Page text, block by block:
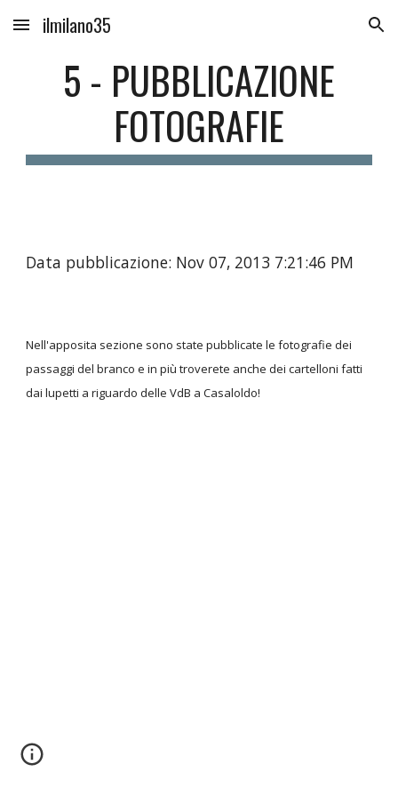
Skip to main content Skip to navigation
ilmilano35
5 - PUBBLICAZIONE
FOTOGRAFIE
Data pubblicazione: Nov 07, 2013 7:21:46 PM
Nell'apposita sezione sono state pubblicate le fotografie dei
passaggi del branco e in più troverete anche dei cartelloni fatti
dai lupetti a riguardo delle VdB a Casaloldo!